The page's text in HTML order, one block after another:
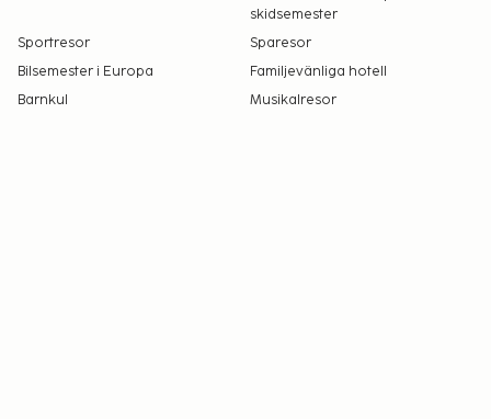
skidsemester
Sportresor
Sparesor
Bilsemester i Europa
Familjevänliga hotell
Barnkul
Musikalresor